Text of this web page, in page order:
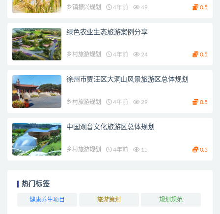
乡镇振兴规划 4年前 49 0.5
绿色农业生态旅游案例分享
乡村旅游规划 4年前 24 0.5
徐州市贾汪区大洞山风景旅游区总体规划
乡村旅游规划 4年前 29 0.5
中国观音文化旅游区总体规划
乡村旅游规划 4年前 15 0.5
热门标签
健康养生项目 旅游策划 规划规范